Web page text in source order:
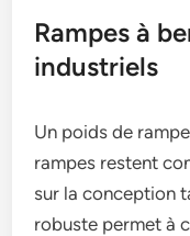
Rampes à
industriels
Un poids de
rampes restent
sur la conception
robuste permet à